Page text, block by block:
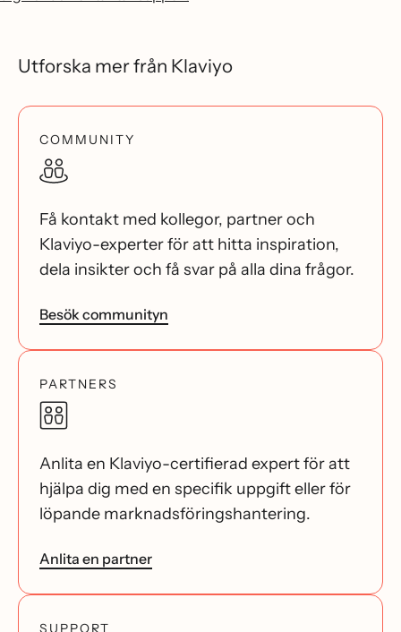
Utforska mer från Klaviyo
COMMUNITY
Få kontakt med kollegor, partner och
Klaviyo-experter för att hitta inspiration,
dela insikter och få svar på alla dina frågor.
Besök communityn
PARTNERS
Anlita en Klaviyo-certifierad expert för att
hjälpa dig med en specifik uppgift eller för
löpande marknadsföringshantering.
Anlita en partner
SUPPORT